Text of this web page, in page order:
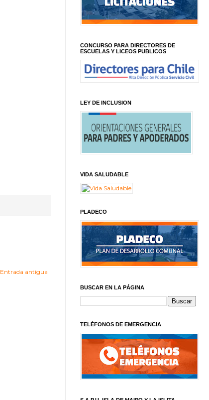
Entrada antigua
CONCURSO PARA DIRECTORES DE
ESCUELAS Y LICEOS PUBLICOS
LEY DE INCLUSION
VIDA SALUDABLE
PLADECO
BUSCAR EN LA PÁGINA
TELÉFONOS DE EMERGENCIA